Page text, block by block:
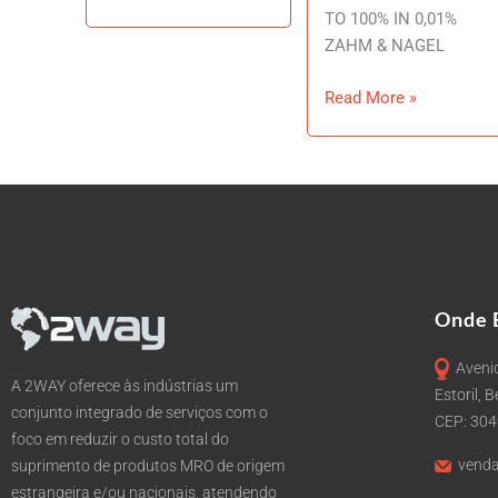
TO 100% IN 0,01%
ZAHM & NAGEL
Read More »
A 2WAY oferece às indústrias um
conjunto integrado de serviços com o
foco em reduzir o custo total do
suprimento de produtos MRO de origem
estrangeira e/ou nacionais, atendendo
Onde
Estoril,
CEP: